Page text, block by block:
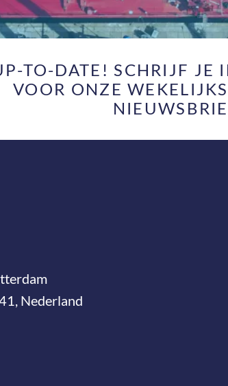
TO-DATE! SCHRIJF JE
VOOR ONZE
Nederland